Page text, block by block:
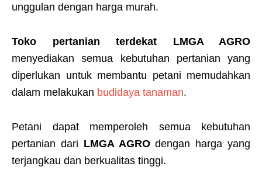
unggulan dengan harga murah.
Toko pertanian terdekat LMGA AGRO
menyediakan semua kebutuhan pertanian yang
diperlukan untuk membantu petani memudahkan
dalam melakukan budidaya tanaman.
Petani dapat memperoleh semua kebutuhan
pertanian dari LMGA AGROdengan harga yang
terjangkau dan berkualitas tinggi.